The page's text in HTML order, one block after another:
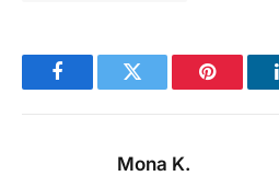
FacebookTwitter Pinterest
Mona K.